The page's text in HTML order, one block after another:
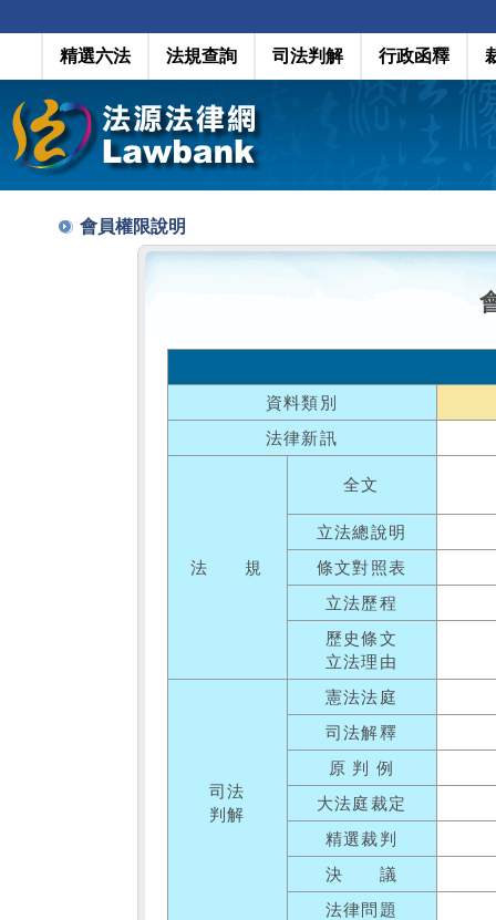
精選六法 法規查詢 司法判解 行政函釋
會員權限說明
資料類別
法律新訊
法 規
全文
立法總說明
條文對照表
立法歷程
歷史條文
立法理由
司法
判解
憲法法庭
司法解釋
原 判 例
大法庭裁定
精選裁判
決 議
法律問題